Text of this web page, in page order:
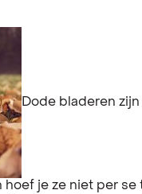
Dode bladeren
hoef je ze niet per